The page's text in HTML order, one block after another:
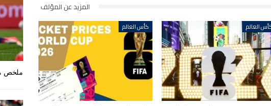
المزيد عن المؤلف
العالم كأس العالم
ملخص